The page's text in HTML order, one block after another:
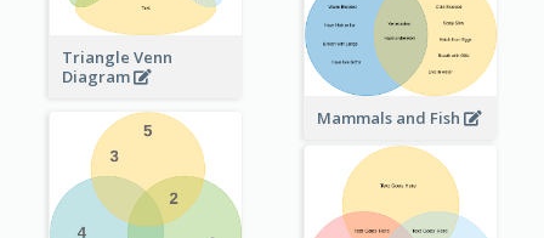
Triangle Venn
Diagram
Mammals and Fish